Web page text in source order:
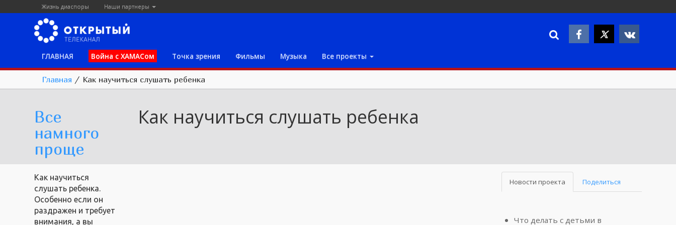
Жизнь диаспоры Наши партнеры
ГЛАВНАЯ Война с ХАМАСом Точка зрения Фильмы Музыка Все проекты
Главная / Как научиться слушать ребенка
Все
намного
проще
Как научиться слушать ребенка
Как научиться
слушать ребенка.
Особенно если он
раздражен и требует
внимания, а вы
Новости проекта Поделиться
Что делать с детьми в